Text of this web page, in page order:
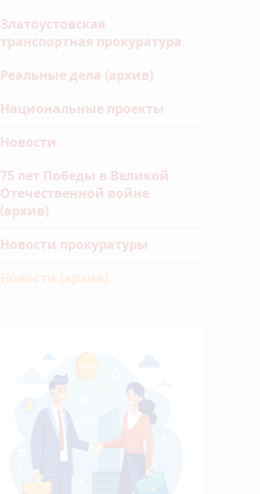
Златоустовская
транспортная прокуратура
Реальные дела (архив)
Национальные проекты
Новости
75 лет Победы в Великой
Отечественной войне
(архив)
Новости прокуратуры
Новости (архив)